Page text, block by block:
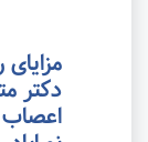
دکتر